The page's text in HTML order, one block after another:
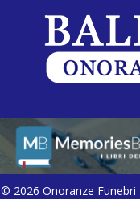
© 2026 Onoranze